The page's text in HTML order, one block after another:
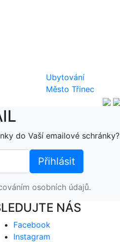
Ubytování
Město Třinec
do Vaší emailové schránky?
osobních údajů.
NÁS
Facebook
Instagram